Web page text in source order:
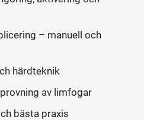
– manuell och
härdteknik
av limfogar
bästa praxis